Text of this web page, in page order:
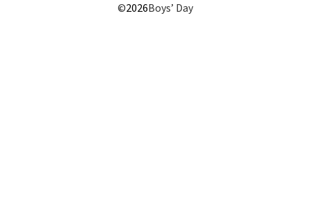
©2026Boys’ Day